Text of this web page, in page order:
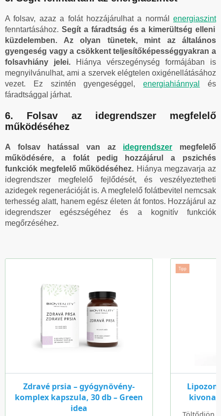
A folsav, azaz a folát hozzájárulhat a normál energiaszint
fenntartásához. Segít a fáradtság és a kimerültség elleni
küzdelemben. Az olyan tünetek, mint az általános
gyengeség vagy a csökkent teljesítőképességgyakran a
folsavhiány jelei. Hiánya vérszegénység formájában is
megnyilvánulhat, ami a szervek elégtelen oxigénellátásához
vezet. Ez szintén gyengeséggel,energiahiánnyal
és
fáradtsággal járhat.
6. Folsav az idegrendszer megfelelő
működéséhez
A folsav hatással van az idegrendszer megfelelő
működésére, a folát pedig hozzájárul a pszichés
funkciók megfelelő működéséhez. Hiánya megzavarja az
idegrendszer megfelelő fejlődését, és veszélyeztetheti
azidegek regenerációját is. A megfelelő folátbevitel nemcsak
terhesség alatt, hanem egész életen át fontos. Hozzájárul az
idegrendszer egészségéhez és a kognitív funkciók
megőrzéséhez.